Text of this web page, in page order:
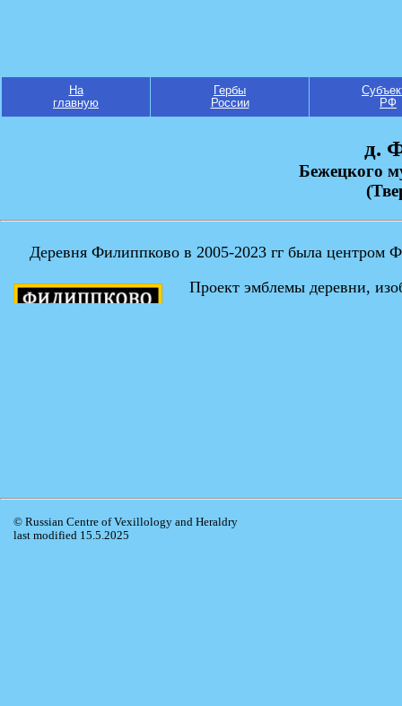
На
главную
Гербы
России
РФ
д.
Бежецкого
Деревня Филиппково в 2005-2023 гг была центром
Проект эмблемы деревни,
© Russian Centre of Vexillology and Heraldry
last modified 15.5.2025